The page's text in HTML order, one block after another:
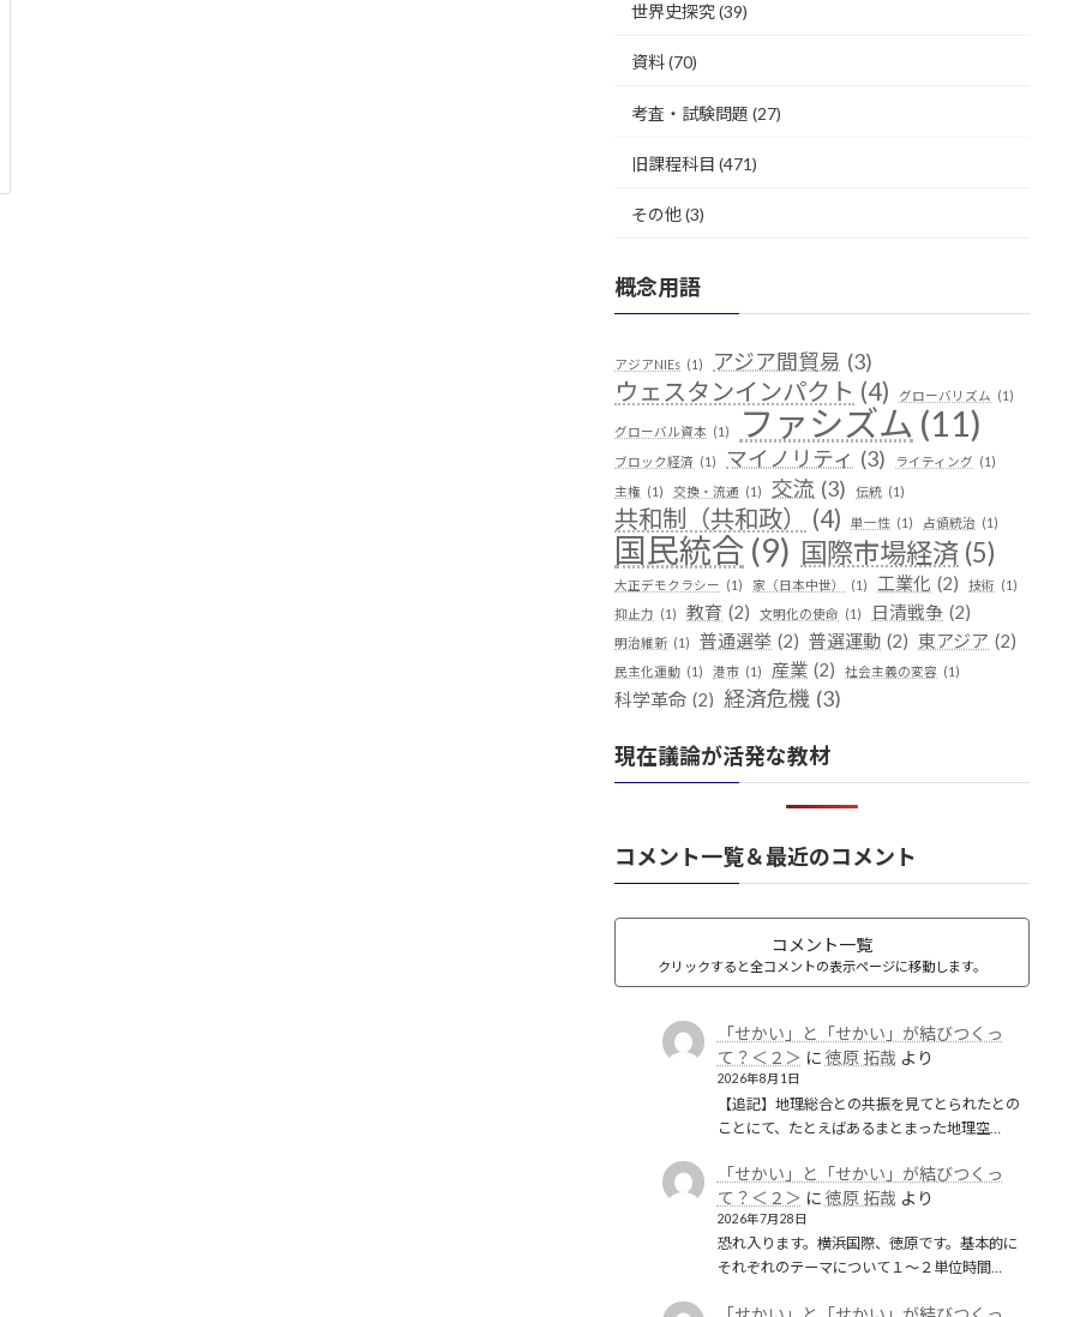
世界史探究(39)
資料(70)
考査・試験問題 (27)
旧課程科目 (471)
その他(3)
概念用語
アジアNIEs (1) アジア間貿易 (3)
ウェスタンインパクト (4) グローバリズム (1)
グローバル資本 (1) ファシズム (11)
ブロック経済 (1) マイノリティ (3) ライティング (1)
主権 (1) 交換・流通 (1) 交流 (3) 伝統 (1)
共和制（共和政） (4) 単一性 (1) 占領統治 (1)
国民統合 (9) 国際市場経済 (5)
大正デモクラシー (1) 家（日本中世） (1) 工業化 (2) 技術 (1)
抑止力 (1) 教育 (2) 文明化の使命 (1) 日清戦争 (2)
明治維新 (1) 普通選挙 (2) 普選運動 (2) 東アジア (2)
民主化運動 (1) 港市 (1) 産業 (2) 社会主義の変容 (1)
科学革命 (2) 経済危機 (3)
遊牧民 (1) 都市国家 (1) 開発 (1)
韓国併合 (2)
現在議論が活発な教材
コメント一覧＆最近のコメント
コメント一覧
クリックすると全コメントの表示ページに移動します。
「せかい」と「せかい」が結びつくっ
て？＜２＞ に 徳原 拓哉 より
2026年8月1日
【追記】地理総合との共振を見てとられたとの
ことにて、たとえばあるまとまった地理空…
「せかい」と「せかい」が結びつくっ
て？＜２＞ に 徳原 拓哉 より
2026年7月28日
恐れ入ります。横浜国際、徳原です。基本的に
それぞれのテーマについて１〜２単位時間…